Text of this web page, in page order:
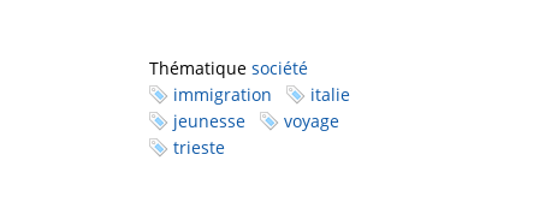
Thématique société
immigration
italie
jeunesse
voyage
trieste